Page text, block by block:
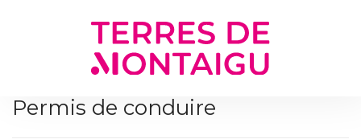
Permis de conduire